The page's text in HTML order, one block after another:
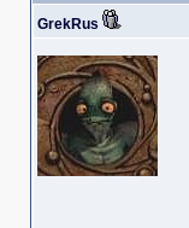
GrekRus